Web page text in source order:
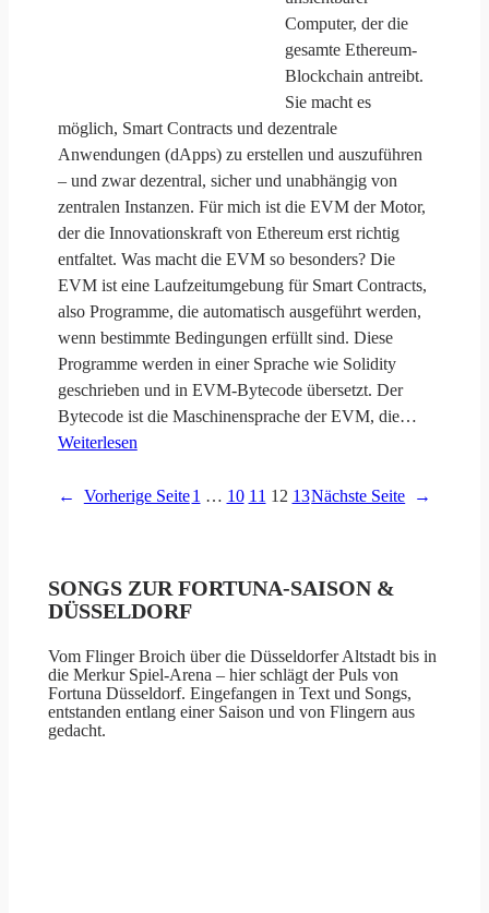
Computer, der die
gesamte Ethereum-
Blockchain antreibt.
Sie macht es
möglich, Smart Contracts und dezentrale
Anwendungen (dApps) zu erstellen und auszuführen
– und zwar dezentral, sicher und unabhängig von
zentralen Instanzen. Für mich ist die EVM der Motor,
der die Innovationskraft von Ethereum erst richtig
entfaltet. Was macht die EVM so besonders? Die
EVM ist eine Laufzeitumgebung für Smart Contracts,
also Programme, die automatisch ausgeführt werden,
wenn bestimmte Bedingungen erfüllt sind. Diese
Programme werden in einer Sprache wie Solidity
geschrieben und in EVM-Bytecode übersetzt. Der
Bytecode ist die Maschinensprache der EVM, die…
Weiterlesen
← Vorherige Seite1 … 10 11 12 13Nächste Seite →
SONGS ZUR FORTUNA-SAISON &
DÜSSELDORF
Vom Flinger Broich über die Düsseldorfer Altstadt bis in
die Merkur Spiel-Arena – hier schlägt der Puls von
Fortuna Düsseldorf. Eingefangen in Text und Songs,
entstanden entlang einer Saison und von Flingern aus
gedacht.